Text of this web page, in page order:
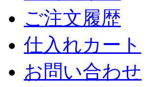
ご注文履歴
仕入れカート
お問い合わせ